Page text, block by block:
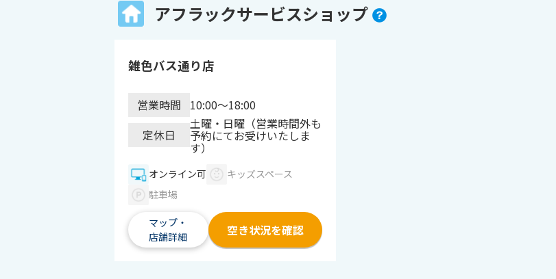
アフラックサービスショップ
雑色バス通り店
営業時間
10:00～18:00
定休日
土曜・日曜（営業時間外も
予約にてお受けいたしま
す）
オンライン可
キッズスペース
駐車場
マップ・
店舗詳細
空き状況を確認